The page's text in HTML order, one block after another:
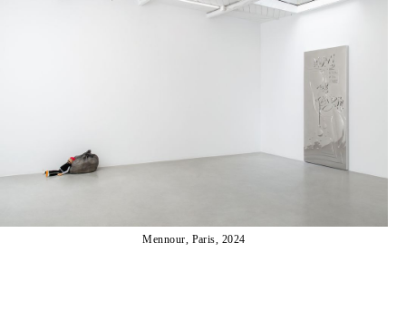
Mennour, Paris, 2024